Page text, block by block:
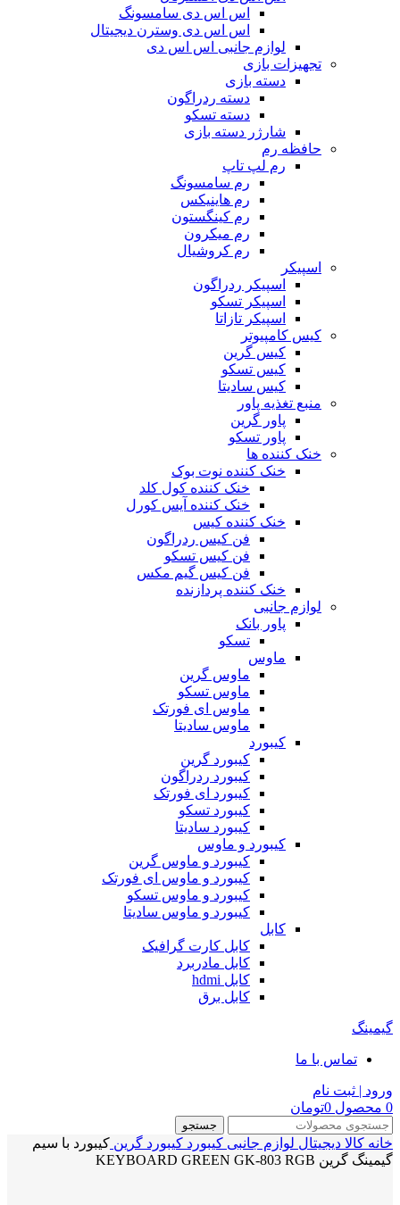
اس اس دی سامسونگ
اس اس دی وسترن دیجیتال
لوازم جانبی اس اس دی
تجهیزات بازی
دسته بازی
دسته ردراگون
دسته تسکو
شارژر دسته بازی
حافظه رم
رم لپ تاپ
رم سامسونگ
رم هاینیکس
رم کینگستون
رم میکرون
رم کروشیال
اسپیکر
اسپیکر ردراگون
اسپیکر تسکو
اسپیکر تازاتا
کیس کامپیوتر
کیس گرین
کیس تسکو
کیس سادیتا
منبع تغذیه‌ پاور
پاور گرین
پاور تسکو
خنک کننده ها
خنک کننده نوت بوک
خنک کننده کول کلد
خنک کننده آیس کورل
خنک کننده کیس
فن کیس ردراگون
فن کیس تسکو
فن کیس گیم مکس
خنک کننده پردازنده
لوازم جانبی
پاور بانک
تسکو
ماوس
ماوس گرین
ماوس تسکو
ماوس ای فورتک
ماوس سادیتا
کیبورد
کیبورد گرین
کیبورد ردراگون
کیبورد ای فورتک
کیبورد تسکو
کیبورد سادیتا
کیبورد و ماوس
کیبورد و ماوس گرین
کیبورد و ماوس ای فورتک
کیبورد و ماوس تسکو
کیبورد و ماوس سادیتا
کابل
کابل کارت گرافیک
کابل مادربرد
کابل hdmi
کابل برق
گیمینگ
تماس با ما
ورود | ثبت نام
0 محصول 0تومان
جستجو
خانه کالا دیجیتال لوازم جانبی کیبورد کیبورد گرین کیبورد با سیم
گیمینگ گرین KEYBOARD GREEN GK-803 RGB